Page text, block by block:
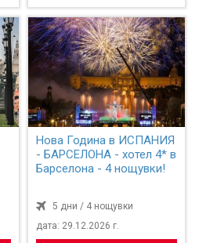
Нова Година в ИСПАНИЯ
- БАРСЕЛОНА - хотел 4* в
Барселона - 4 нощувки!
5 дни / 4 нощувки
дата: 29.12.2026 г.